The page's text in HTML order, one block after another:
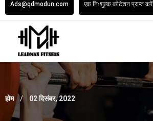
Ads@qdmodun.com एक निःशुल्क कोटेशन प्राप्त करें
होम 02 दिसंबर, 2022